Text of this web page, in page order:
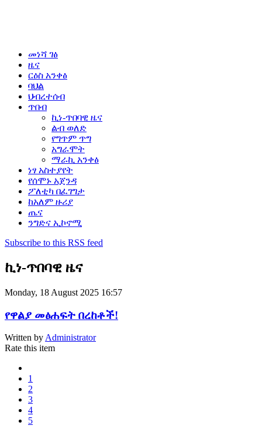
መነሻ ገፅ
ዜና
ርዕስ አንቀፅ
ባህል
ህብረተሰብ
ጥበብ
ኪነ-ጥበባዊ ዜና
ልብ ወለድ
የግጥም ጥግ
አግራሞት
ማራኪ አንቀፅ
ነፃ አስተያየት
የሰሞኑ አጀንዳ
ፖለቲካ በፈገግታ
ከአለም ዙሪያ
ጤና
ንግድና ኢኮኖሚ
Subscribe to this RSS feed
ኪነ-ጥበባዊ ዜና
Monday, 18 August 2025 16:57
የዋልያ መፅሐፍት በረከቶች!
Written by Administrator
Rate this item
1
2
3
4
5